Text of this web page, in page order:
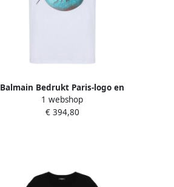
Balmain Bedrukt Paris-logo en
planeet T-shirt White Heren
1 webshop
€ 394,80